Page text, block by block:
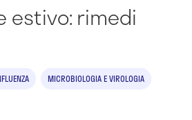
estivo: rimedi
MICROBIOLOGIA E VIROLOGIA